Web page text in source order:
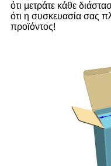
ότι μετράτε κάθε
ότι η συσκευασία σας
προϊόντος!